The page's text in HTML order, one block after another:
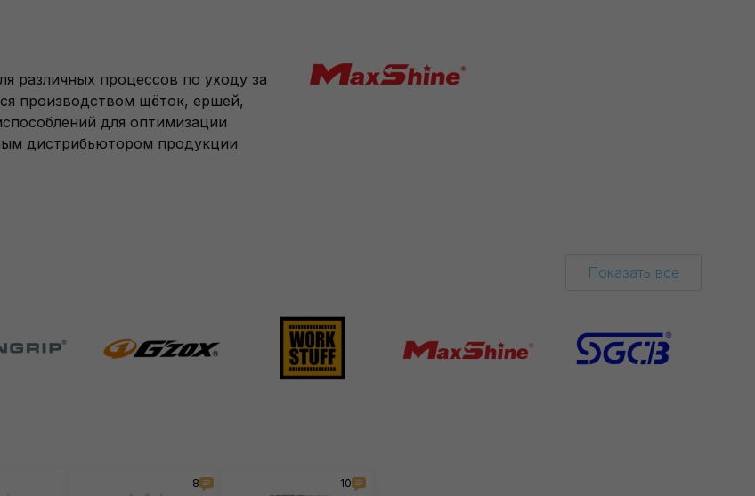
различных процессов по уходу за
производством щёток, ершей,
для оптимизации
дистрибьютором продукции
Показать все
8 10